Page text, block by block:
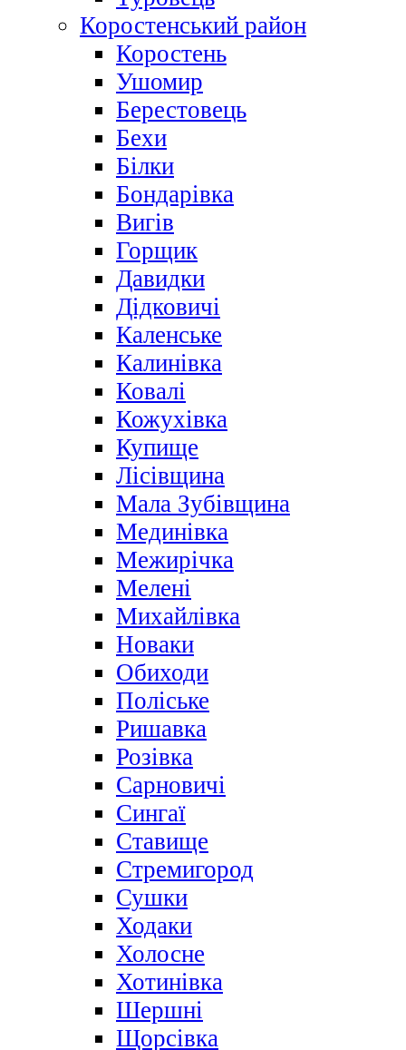
Коростенський район
Коростень
Ушомир
Берестовець
Бехи
Білки
Бондарівка
Вигів
Горщик
Давидки
Дідковичі
Каленське
Калинівка
Ковалі
Кожухівка
Купище
Лісівщина
Мала Зубівщина
Мединівка
Межирічка
Мелені
Михайлівка
Новаки
Обиходи
Поліське
Ришавка
Розівка
Сарновичі
Сингаї
Ставище
Стремигород
Сушки
Ходаки
Холосне
Хотинівка
Шершні
Щорсівка